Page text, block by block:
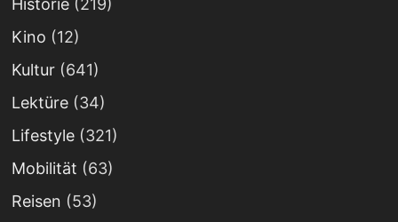
Historie(219)
Kino (12)
Kultur(641)
Lektüre(34)
Lifestyle(321)
Mobilität (63)
Reisen (53)